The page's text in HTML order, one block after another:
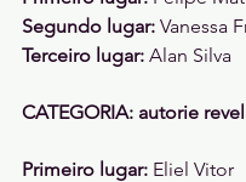
Segundo lugar: Vanessa
Terceiro lugar: Alan Silva
CATEGORIA: autorie
Primeiro lugar: Eliel Vitor